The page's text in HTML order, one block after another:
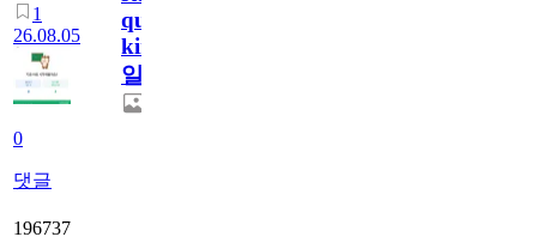
1
26.08.05
0
댓글
quiz
king777
일
196737